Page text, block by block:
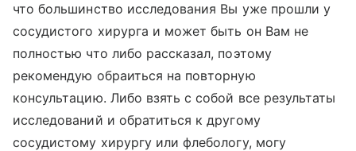
что большинство исследования Вы уже прошли у
сосудистого хирурга и может быть он Вам не
полностью что либо рассказал, поэтому
рекомендую обраиться на повторную
консультацию. Либо взять с собой все результаты
исследований и обратиться к другому
сосудистому хирургу или флебологу, могу